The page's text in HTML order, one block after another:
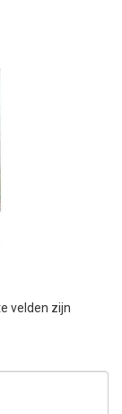
velden zijn